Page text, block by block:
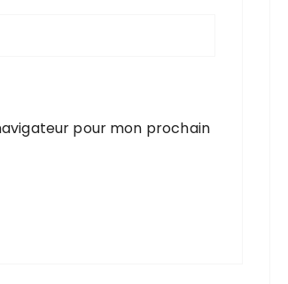
pour mon prochain